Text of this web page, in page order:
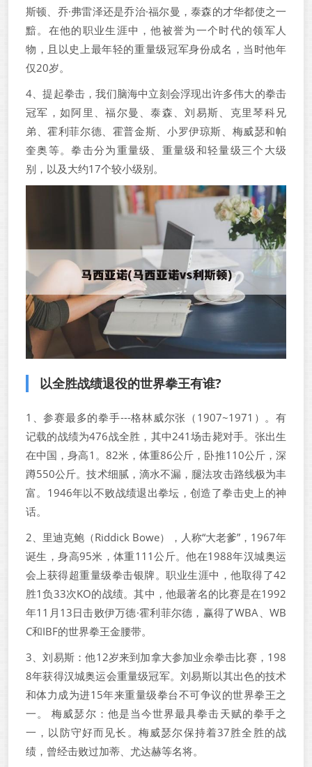
斯顿、乔·弗雷泽还是乔治·福尔曼，泰森的才华都使之一
黯。在他的职业生涯中，他被誉为一个时代的领军人
物，且以史上最年轻的重量级冠军身份成名，当时他年
仅20岁。
4、提起拳击，我们脑海中立刻会浮现出许多伟大的拳击
冠军，如阿里、福尔曼、泰森、刘易斯、克里琴科兄
弟、霍利菲尔德、霍普金斯、小罗伊琼斯、梅威瑟和帕
奎奥等。拳击分为重量级、重量级和轻量级三个大级
别，以及大约17个较小级别。
以全胜战绩退役的世界拳王有谁?
1、参赛最多的拳手---格林威尔张（1907~1971）。有
记载的战绩为476战全胜，其中241场击毙对手。张出生
在中国，身高1。82米，体重86公斤，卧推110公斤，深
蹲550公斤。技术细腻，滴水不漏，腿法攻击路线极为丰
富。1946年以不败战绩退出拳坛，创造了拳击史上的神
话。
2、里迪克鲍（Riddick Bowe），人称“大老爹”，1967年
诞生，身高95米，体重111公斤。他在1988年汉城奥运
会上获得超重量级拳击银牌。职业生涯中，他取得了42
胜1负33次KO的战绩。其中，他最著名的比赛是在1992
年11月13日击败伊万德·霍利菲尔德，赢得了WBA、WB
C和IBF的世界拳王金腰带。
3、刘易斯：他12岁来到加拿大参加业余拳击比赛，198
8年获得汉城奥运会重量级冠军。刘易斯以其出色的技术
和体力成为进15年来重量级拳台不可争议的世界拳王之
一。 梅威瑟尔：他是当今世界最具拳击天赋的拳手之
一，以防守好而见长。梅威瑟尔保持着37胜全胜的战
绩，曾经击败过加蒂、尤达赫等名将。